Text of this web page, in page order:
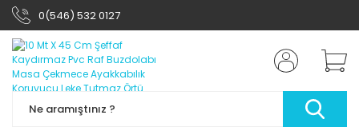
0(546) 532 0127